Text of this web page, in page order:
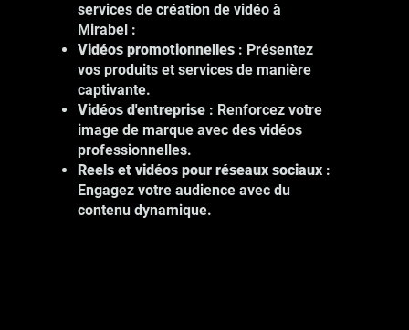
services de création de vidéo à
Mirabel :
Vidéos promotionnelles: Présentez
vos produits et services de manière
captivante.
Vidéos d'entreprise: Renforcez votre
image de marque avec des vidéos
professionnelles.
Reels et vidéos pour réseaux sociaux :
Engagez votre audience avec du
contenu dynamique.